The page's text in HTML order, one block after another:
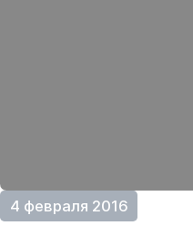
4 февраля 2016